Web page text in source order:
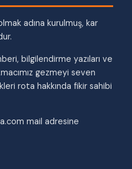
adına kurulmuş, kar
bilgilendirme yazıları ve
gezmeyi seven
rota hakkında fikir sahibi
mail adresine